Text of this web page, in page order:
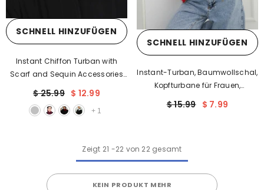
SCHNELL HINZUFÜGEN
Instant Chiffon Turban with
Scarf and Sequin Accessories
Chiffon Turban Cap Hat Glitter
Head Wrap,HT-54P
$ 25.99 $ 12.99
+ 1
SCHNELL HINZUFÜGEN
Instant-Turban, Baumwollschal,
Kopfturbane für Frauen,
elegantes Design, HT-81
$ 15.99 $ 7.99
Zeigt 21 -22 von 22 gesamt
KEIN PRODUKT MEHR